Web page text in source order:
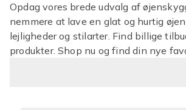
Opdag vores brede udvalg af
nemmere at lave en glat og hurtig
lejligheder og stilarter. Find billige
produkter. Shop nu og find din nye